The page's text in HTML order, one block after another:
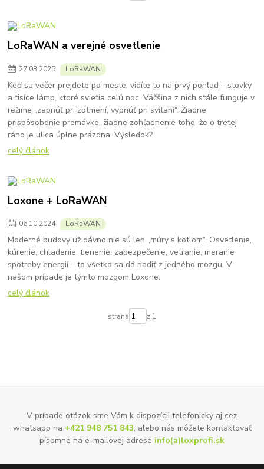
LoRaWAN a verejné osvetlenie
27.03.2025 LoRaWAN
Keď sa večer prejdete po meste, vidíte to na prvý pohľad – stovky
a tisíce lámp, ktoré svietia celú noc. Väčšina z nich stále funguje v
režime „zapnúť pri zotmení, vypnúť pri svitaní“. Žiadne
prispôsobenie premávke, žiadne zohľadnenie toho, že o tretej
ráno je ulica úplne prázdna. Výsledok?
celý článok
Loxone + LoRaWAN
06.10.2024 LoRaWAN
Moderné budovy už dávno nie sú len „múry s kotlom“. Osvetlenie,
kúrenie, chladenie, tienenie, zabezpečenie, vetranie, meranie
spotreby energií – to všetko sa dá riadiť z jedného mozgu. V
našom prípade je týmto mozgom Loxone.
celý článok
strana z 1
V prípade otázok sme Vám k dispozícii telefonicky aj cez
whatsapp na +421 948 751 843, alebo nás môžete kontaktovať
písomne na e-mailovej adrese info(a)loxprofi.sk